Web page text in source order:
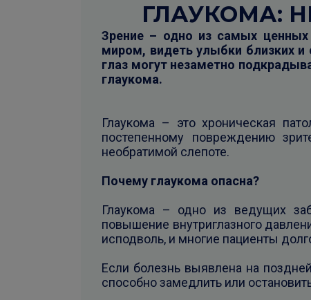
ГЛАУКОМА:
Зрение – одно из самых
миром, видеть улыбки близких и
глаз могут незаметно
глаукома.
Глаукома – это хроническая
постепенному повреждению
необратимой слепоте.
Почему глаукома опасна?
Глаукома – одно из ведущих
повышение внутриглазного
исподволь, и многие пациенты
Если болезнь выявлена на
способно замедлить или